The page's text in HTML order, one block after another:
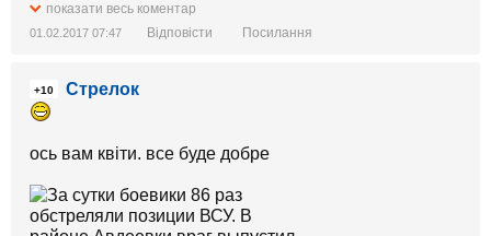
показати весь коментар
01.02.2017 07:47 Відповісти Посилання
+10 Стрелок
ось вам квіти. все буде добре